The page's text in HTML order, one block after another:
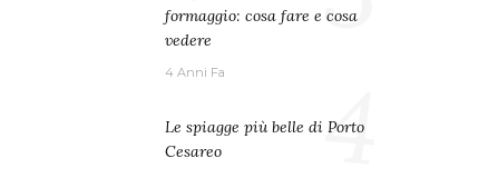
formaggio: cosa fare e cosa
vedere
4 Anni Fa
Le spiagge più belle di Porto
Cesareo
4